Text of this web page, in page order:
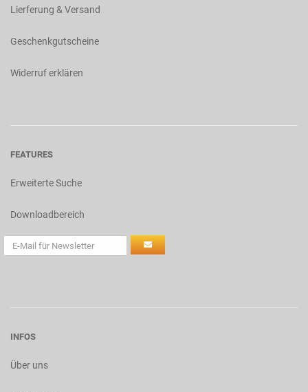
Lierferung & Versand
Geschenkgutscheine
Widerruf erklären
FEATURES
Erweiterte Suche
Downloadbereich
INFOS
Über uns